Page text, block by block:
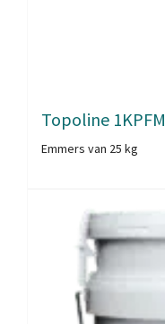
Topoline 1KPFM
Emmers van 25 kg